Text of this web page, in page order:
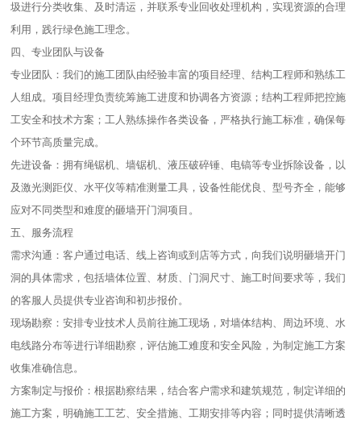
圾进行分类收集、及时清运，并联系专业回收处理机构，实现资源的合理
利用，践行绿色施工理念。​
四、专业团队与设备​
专业团队：我们的施工团队由经验丰富的项目经理、结构工程师和熟练工
人组成。项目经理负责统筹施工进度和协调各方资源；结构工程师把控施
工安全和技术方案；工人熟练操作各类设备，严格执行施工标准，确保每
个环节高质量完成。​
先进设备：拥有绳锯机、墙锯机、液压破碎锤、电镐等专业拆除设备，以
及激光测距仪、水平仪等精准测量工具，设备性能优良、型号齐全，能够
应对不同类型和难度的砸墙开门洞项目。​
五、服务流程​
需求沟通：客户通过电话、线上咨询或到店等方式，向我们说明砸墙开门
洞的具体需求，包括墙体位置、材质、门洞尺寸、施工时间要求等，我们
的客服人员提供专业咨询和初步报价。​
现场勘察：安排专业技术人员前往施工现场，对墙体结构、周边环境、水
电线路分布等进行详细勘察，评估施工难度和安全风险，为制定施工方案
收集准确信息。​
方案制定与报价：根据勘察结果，结合客户需求和建筑规范，制定详细的
施工方案，明确施工工艺、安全措施、工期安排等内容；同时提供清晰透